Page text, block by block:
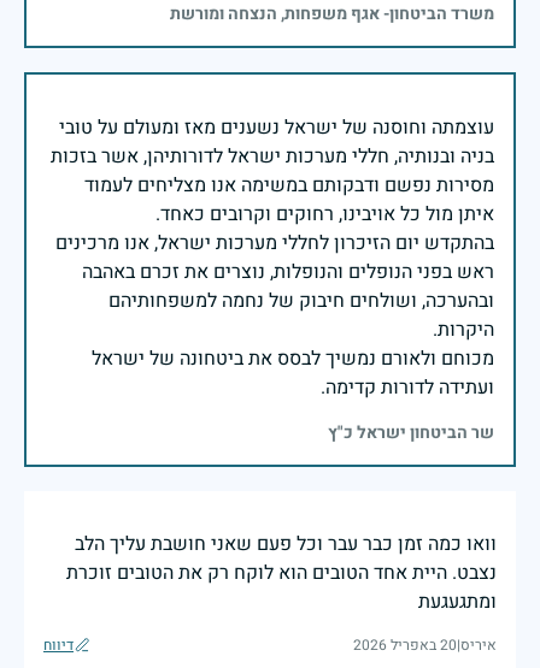
משרד הביטחון- אגף משפחות, הנצחה ומורשת
עוצמתה וחוסנה של ישראל נשענים מאז ומעולם על טובי
בניה ובנותיה, חללי מערכות ישראל לדורותיהן, אשר בזכות
מסירות נפשם ודבקותם במשימה אנו מצליחים לעמוד
בהתקדש יום הזיכרון לחללי מערכות ישראל, אנו מרכינים
ראש בפני הנופלים והנופלות, נוצרים את זכרם באהבה
ובהערכה, ושולחים חיבוק של נחמה למשפחותיהם
מכוחם ולאורם נמשיך לבסס את ביטחונה של ישראל
ועתידה לדורות קדימה.
שר הביטחון ישראל כ"ץ
וואו כמה זמן כבר עבר וכל פעם שאני חושבת עליך הלב
נצבט. היית אחד הטובים הוא לוקח רק את הטובים זוכרת
ומתגעגעת
איריס|20 באפריל 2026 דיווח